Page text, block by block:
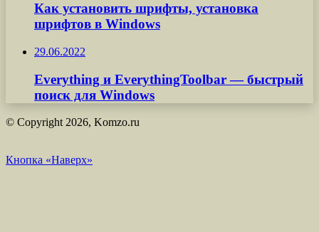
Как установить шрифты, установка
шрифтов в Windows
29.06.2022
Everything и EverythingToolbar — быстрый
поиск для Windows
© Copyright 2026, Komzo.ru
Кнопка «Наверх»